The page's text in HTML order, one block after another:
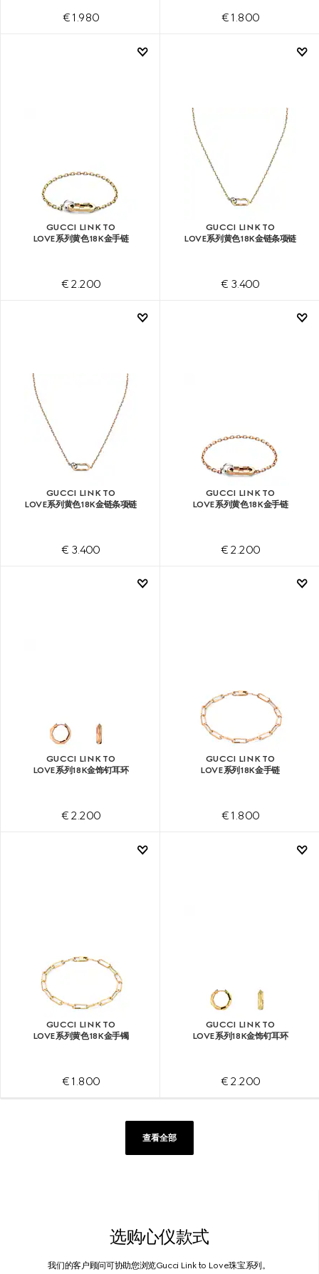
€ 1.980 € 1.800
GUCCI LINK TO
LOVE系列黄色18K金手链
€ 2.200
GUCCI LINK TO
LOVE系列黄色18K金链条项链
€ 3.400
GUCCI LINK TO
LOVE系列黄色18K金链条项链
€ 3.400
GUCCI LINK TO
LOVE系列黄色18K金手链
€ 2.200
GUCCI LINK TO
LOVE系列18K金饰钉耳环
€ 2.200
GUCCI LINK TO
LOVE系列18K金手链
€ 1.800
GUCCI LINK TO
LOVE系列黄色18K金手镯
€ 1.800
GUCCI LINK TO
LOVE系列18K金饰钉耳环
€ 2.200
查看全部
选购心仪款式
我们的客户顾问可协助您浏览Gucci Link to Love珠宝系列。